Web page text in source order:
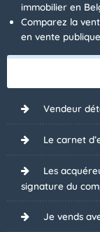
immobilier en
Comparez la
en vente
Vendeur
Le carnet
Les
signature du
Je vends